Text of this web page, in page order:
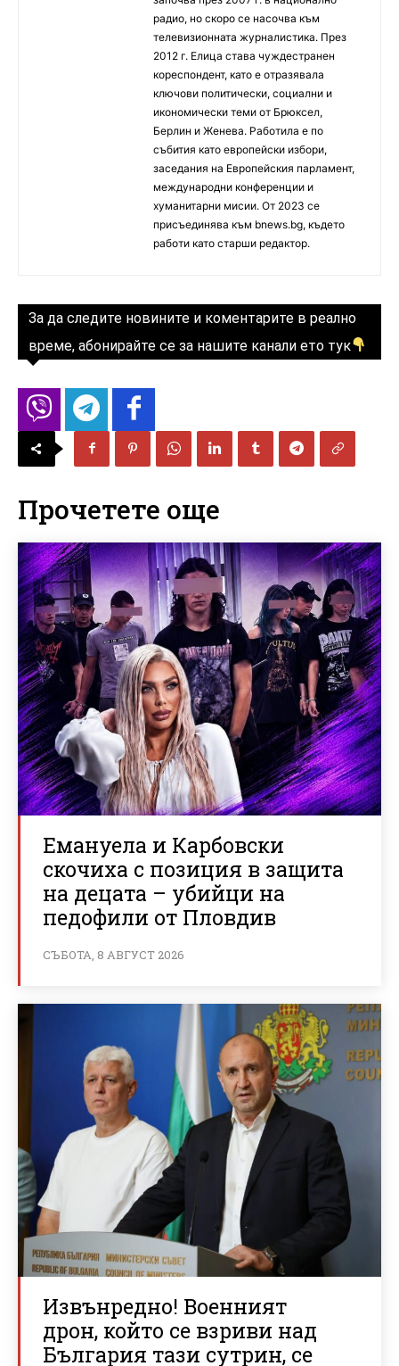
радио, но скоро се насочва към
телевизионната журналистика. През
2012 г. Елица става чуждестранен
кореспондент, като е отразявала
ключови политически, социални и
икономически теми от Брюксел,
Берлин и Женева. Работила е по
събития като европейски избори,
заседания на Европейския парламент,
международни конференции и
хуманитарни мисии. От 2023 се
присъединява към bnews.bg, където
работи като старши редактор.
За да следите новините и коментарите в реално
време, абонирайте се за нашите канали ето тук
Прочетете още
Емануела и Карбовски
скочиха с позиция в защита
на децата – убийци на
педофили от Пловдив
СЪБОТА, 8 АВГУСТ 2026
Извънредно! Военният
дрон, който се взриви над
България тази сутрин, се